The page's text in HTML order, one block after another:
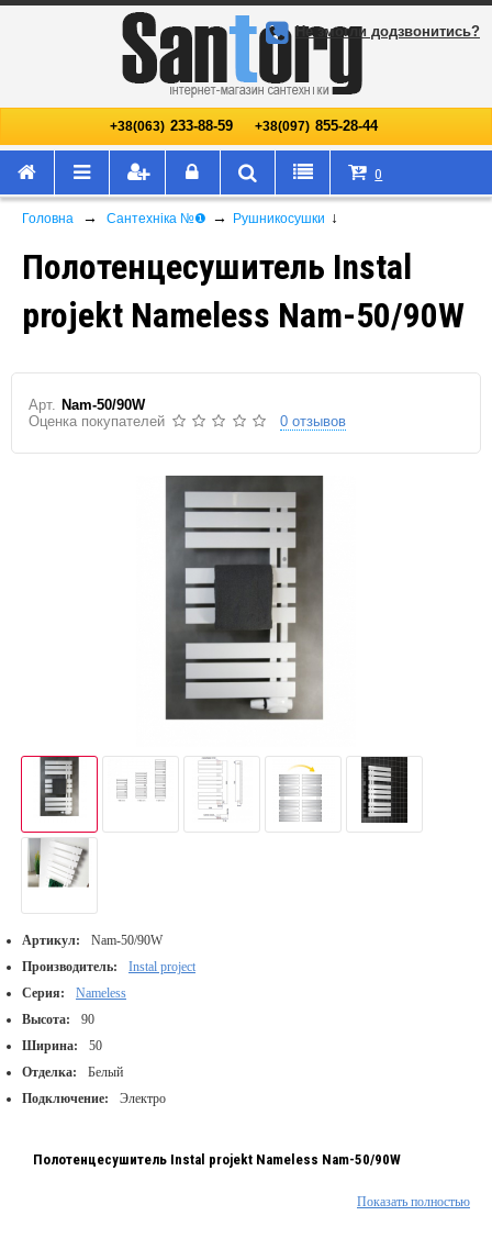
+38(063) 233-88-59 +38(097) 855-28-44
Не змогли додзвонитись?
0
Головна → Сантехніка №❶ → Рушникосушки ↓
Полотенцесушитель Instal
projekt Nameless Nam-50/90W
Арт. Nam-50/90W
Оценка покупателей
0 отзывов
Артикул:
Nam-50/90W
Производитель:
Instal project
Серия:
Nameless
Высота:
90
Ширина:
50
Отделка:
Белый
Подключение:
Электро
Полотенцесушитель Instal projekt Nameless Nam-50/90W
Показать полностью